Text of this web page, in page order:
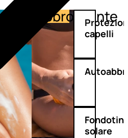
ProtezioneAbbronzante
capelli
solare